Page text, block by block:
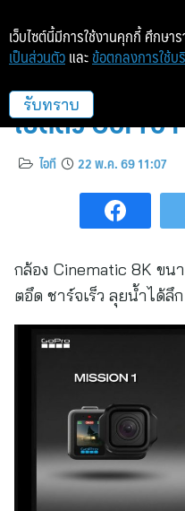
อาร์ทีบีฯ ชวนสา
เปิดตัว GoPro
ไอที 22 พ.ค. 69 11:07
กล้อง Cinematic 8K ขน
ตอึด ชาร์จเร็ว ลุยน้ำได้ลึ
เว็บไซต์นี้มีการใช้งานคุกกี้ ศึกษาร
เป็นส่วนตัว และ ข้อตกลงการใช้บ
รับทราบ